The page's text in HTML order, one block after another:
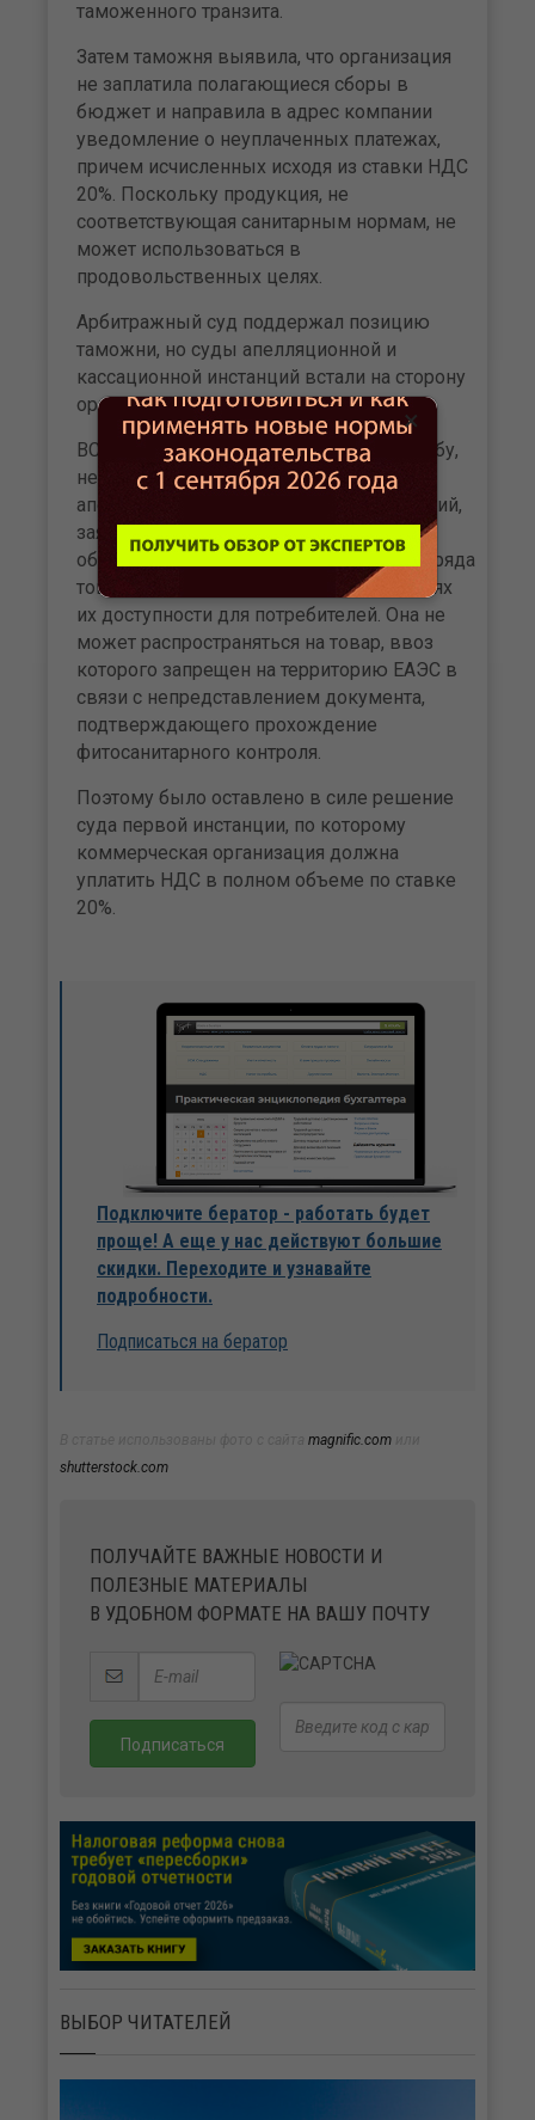
таможенного транзита.
Затем таможня выявила, что организация
не заплатила полагающиеся сборы в
бюджет и направила в адрес компании
уведомление о неуплаченных платежах,
причем исчисленных исходя из ставки НДС
20%. Поскольку продукция, не
соответствующая санитарным нормам, не
может использоваться в
продовольственных целях.
Арбитражный суд поддержал позицию
таможни, но суды апелляционной и
кассационной инстанций встали на сторону
организации.
ВС РФ, рассмотрев кассационную жалобу,
не согласился с выводами судов
апелляционной и кассационной инстанций,
заявил, что пониженная ставка НДС
обусловлена социальной значимостью ряда
товаров и введена государством в целях
их доступности для потребителей. Она не
может распространяться на товар, ввоз
которого запрещен на территорию ЕАЭС в
связи с непредставлением документа,
подтверждающего прохождение
фитосанитарного контроля.
Поэтому было оставлено в силе решение
суда первой инстанции, по которому
коммерческая организация должна
уплатить НДС в полном объеме по ставке
20%.
Подключите бератор - работать будет
проще! А еще у нас действуют большие
скидки. Переходите и узнавайте
подробности.
Подписаться на бератор
magnific.com
shutterstock.com
ПОЛУЧАЙТЕ ВАЖНЫЕ НОВОСТИ И
ПОЛЕЗНЫЕ МАТЕРИАЛЫ
В УДОБНОМ ФОРМАТЕ НА ВАШУ ПОЧТУ
ВЫБОР ЧИТАТЕЛЕЙ
×